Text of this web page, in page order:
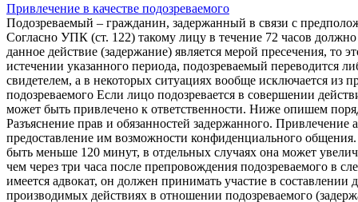
Привлечение в качестве подозреваемого
Подозреваемый – гражданин, задержанный в связи с
Согласно УПК (ст. 122) такому лицу в течение 72 часов
данное действие (задержание) является мерой пресечения, то
истечении указанного периода, подозреваемый переводится
свидетелем, а в некоторых ситуациях вообще исключается из
подозреваемого Если лицо подозревается в совершении
может быть привлечено к ответственности. Ниже опишем
Разъяснение прав и обязанностей задержанного. Привлечение
предоставление им возможности конфиденциального
быть меньше 120 минут, в отдельных случаях она может
чем через три часа после препровождения подозреваемого в
имеется адвокат, он должен принимать участие в
производимых действиях в отношении подозреваемого